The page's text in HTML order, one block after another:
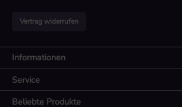
Vertrag widerrufen
Informationen
Service
Beliebte Produkte